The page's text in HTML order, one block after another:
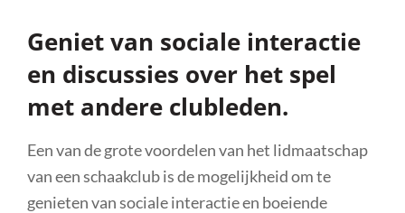
Geniet van sociale interactie
en discussies over het spel
met andere clubleden.
Een van de grote voordelen van het lidmaatschap
van een schaakclub is de mogelijkheid om te
genieten van sociale interactie en boeiende